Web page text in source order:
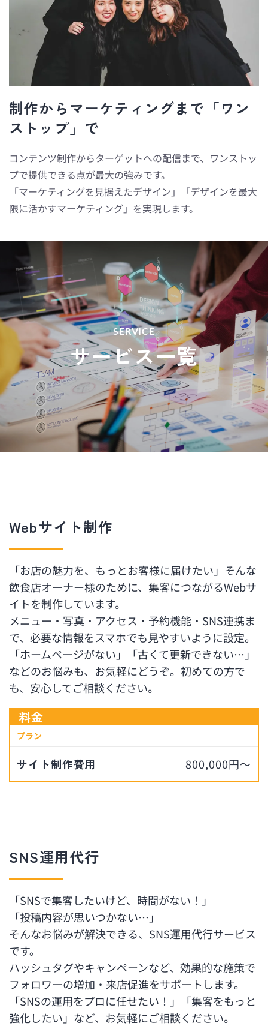
制作からマーケティングまで「ワン
ストップ」で
コンテンツ制作からターゲットへの配信まで、ワンストッ
プで提供できる点が最大の強みです。
「マーケティングを見据えたデザイン」「デザインを最大
限に活かすマーケティング」を実現します。
SERVICE
サービス一覧
Webサイト制作
「お店の魅力を、もっとお客様に届けたい」そんな
飲食店オーナー様のために、集客につながるWebサ
イトを制作しています。
メニュー・写真・アクセス・予約機能・SNS連携ま
で、必要な情報をスマホでも見やすいように設定。
「ホームページがない」「古くて更新できない…」
などのお悩みも、お気軽にどうぞ。初めての方で
も、安心してご相談ください。
料金
プラン
サイト制作費用 800,000円〜
SNS運用代行
「SNSで集客したいけど、時間がない！」
「投稿内容が思いつかない…」
そんなお悩みが解決できる、SNS運用代行サービス
です。
ハッシュタグやキャンペーンなど、効果的な施策で
フォロワーの増加・来店促進をサポートします。
「SNSの運用をプロに任せたい！」「集客をもっと
強化したい」など、お気軽にご相談ください。